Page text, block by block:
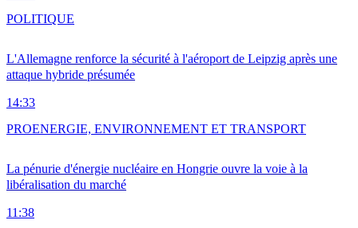
L'Allemagne renforce la sécurité à l'aéroport de Leipzig après une
attaque hybride présumée
14:33
POLITIQUE
La pénurie d'énergie nucléaire en Hongrie ouvre la voie à la
libéralisation du marché
11:38
PROENERGIE, ENVIRONNEMENT ET TRANSPORT